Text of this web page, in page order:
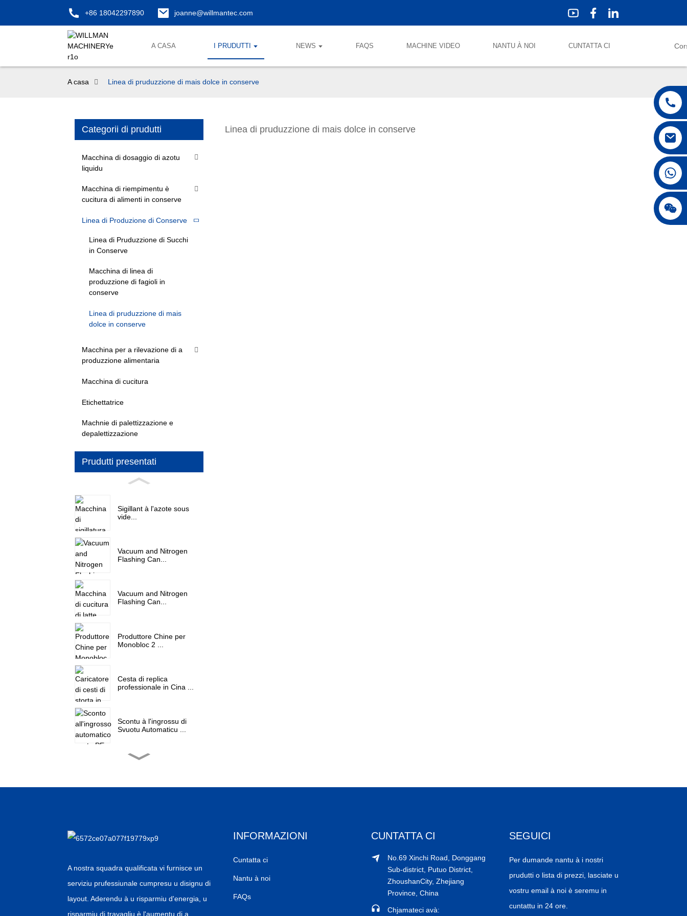
+86 18042297890 joanne@willmantec.com
A CASA I PRUDUTTI NEWS FAQS MACHINE VIDEO NANTU À NOI CUNTATTA CI
A casa Linea di pruduzzione di mais dolce in conserve
Categorii di prudutti
Macchina di dosaggio di azotu
liquidu
Macchina di riempimentu è
cucitura di alimenti in conserve
Linea di Produzione di Conserve
Linea di Pruduzzione di Succhi
in Conserve
Macchina di linea di
produzzione di fagioli in
conserve
Linea di pruduzzione di mais
dolce in conserve
Macchina per a rilevazione di a
produzzione alimentaria
Macchina di cucitura
Etichettatrice
Machnie di palettizzazione e
depalettizzazione
Prudutti presentati
Sigillant à l'azote sous
vide...
Vacuum and Nitrogen
Flashing Can...
Vacuum and Nitrogen
Flashing Can...
Produttore Chine per
Monobloc 2 ...
Cesta di replica
professionale in Cina ...
Scontu à l'ingrossu di
Svuotu Automaticu ...
Produttore OEM di vendita
calda per animali
domestici...
Linea di pruduzzione di mais dolce in conserve
A nostra squadra qualificata vi furnisce un
serviziu prufessiunale cumpresu u disignu di
layout. Aderendu à u risparmiu d'energia, u
risparmiu di travagliu è l'aumentu di a
INFORMAZIONI
Cuntatta ci
Nantu à noi
FAQs
CUNTATTA CI
No.69 Xinchi Road, Donggang
Sub-district, Putuo District,
ZhoushanCity, Zhejiang
Province, China
Chjamateci avà:
SEGUICI
Per dumande nantu à i nostri
prudutti o lista di prezzi, lasciate u
vostru email à noi è seremu in
cuntattu in 24 ore.